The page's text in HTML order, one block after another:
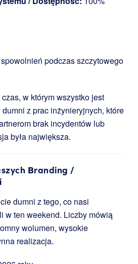
podczas szczytowego
w którym wszystko jest
z prac inżynieryjnych, które
brak incydentów lub
była największa.
Branding /
dumni z tego, co nasi
w ten weekend. Liczby mówią
wolumen, wysokie
realizacja.